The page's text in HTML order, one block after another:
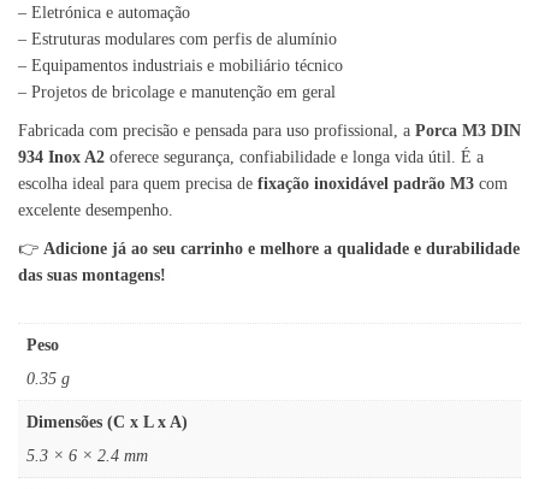
– Eletrónica e automação
– Estruturas modulares com perfis de alumínio
– Equipamentos industriais e mobiliário técnico
– Projetos de bricolage e manutenção em geral
Fabricada com precisão e pensada para uso profissional, a Porca M3 DIN
934 Inox A2 oferece segurança, confiabilidade e longa vida útil. É a
escolha ideal para quem precisa de fixação inoxidável padrão M3 com
excelente desempenho.
👉 Adicione já ao seu carrinho e melhore a qualidade e durabilidade
das suas montagens!
Peso
0.35 g
Dimensões (C x L x A)
5.3 × 6 × 2.4 mm